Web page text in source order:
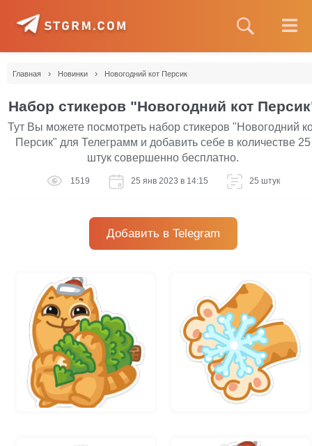
Главная › Новинки › Новогодний кот Персик
Набор стикеров "Новогодний кот
Тут Вы можете посмотреть набор стикеров "Новогодний
Персик" для Телеграмм и добавить себе в количестве 25
штук совершенно бесплатно.
1519 25 янв 2023 в 14:15 25 штук
Добавить в Telegram